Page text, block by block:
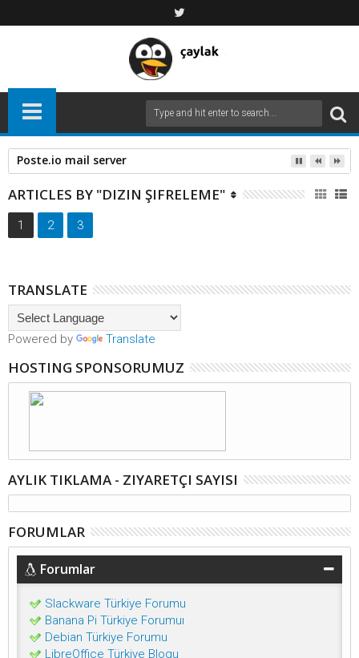
Poste.io mail server
ARTICLES BY "DIZIN ŞIFRELEME"
1 2 3
TRANSLATE
Powered by Translate
HOSTING SPONSORUMUZ
AYLIK TIKLAMA - ZIYARETÇI SAYISI
FORUMLAR
Forumlar
Slackware Türkiye Forumu
Banana Pi Türkiye Forumuı
Debian Türkiye Forumu
LibreOffice Türkiye Blogu